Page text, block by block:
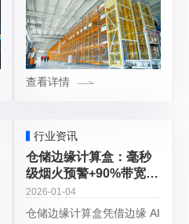
关）正是打通温湿度、安
防、人员管理三大系统的神
经中枢，实现本地实时处理
+ 云端协同的关
查看详情
行业资讯
仓储边缘计算盒：毫秒
级烟火预警+90%带宽节
省的安防神器
2026-01-04
仓储边缘计算盒凭借边缘 AI